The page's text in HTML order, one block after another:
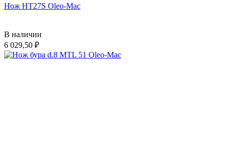
Нож HT27S Oleo-Mac
В наличии
6 029,50